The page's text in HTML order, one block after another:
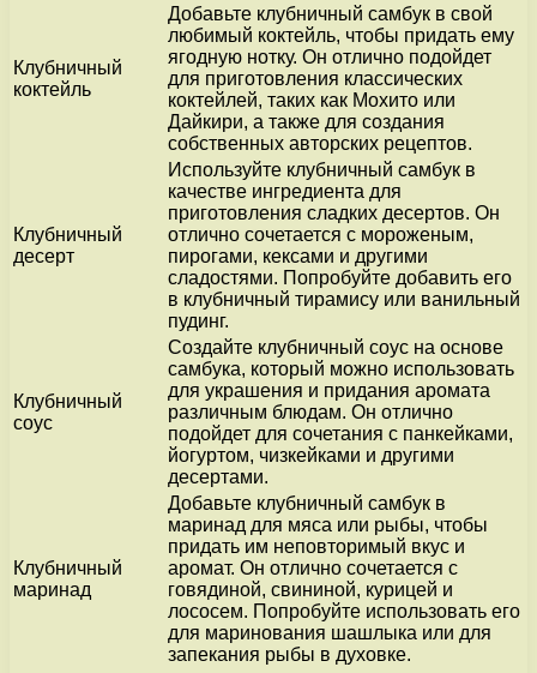
Клубничный
коктейль
Добавьте клубничный самбук в свой
любимый коктейль, чтобы придать ему
ягодную нотку. Он отлично подойдет
для приготовления классических
коктейлей, таких как Мохито или
Дайкири, а также для создания
собственных авторских рецептов.
Клубничный
десерт
Используйте клубничный самбук в
качестве ингредиента для
приготовления сладких десертов. Он
отлично сочетается с мороженым,
пирогами, кексами и другими
сладостями. Попробуйте добавить его
в клубничный тирамису или ванильный
пудинг.
Клубничный
соус
Создайте клубничный соус на основе
самбука, который можно использовать
для украшения и придания аромата
различным блюдам. Он отлично
подойдет для сочетания с панкейками,
йогуртом, чизкейками и другими
десертами.
Клубничный
маринад
Добавьте клубничный самбук в
маринад для мяса или рыбы, чтобы
придать им неповторимый вкус и
аромат. Он отлично сочетается с
говядиной, свининой, курицей и
лососем. Попробуйте использовать его
для маринования шашлыка или для
запекания рыбы в духовке.